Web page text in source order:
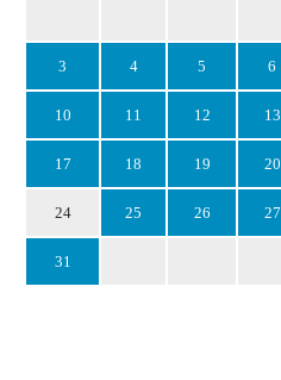
3 4 5 6
10 11 12 13
17 18 19 20
24 25 26 27
31